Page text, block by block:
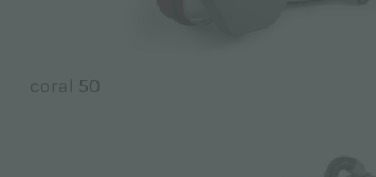
coral 50